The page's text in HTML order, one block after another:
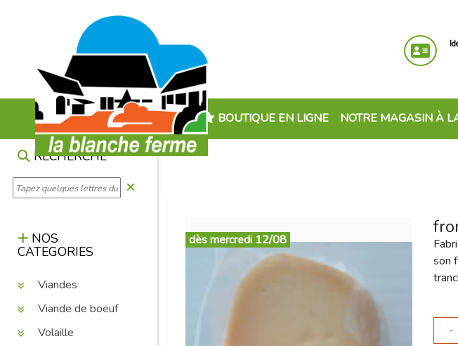
BOUTIQUE EN LIGNE NOTRE MAGASIN À
RECHERCHE
NOS
CATEGORIES
Viandes
Viande de boeuf
Volaille
dès mercredi 12/08
son
-